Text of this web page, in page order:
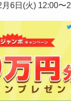
6日(火) 12:00〜